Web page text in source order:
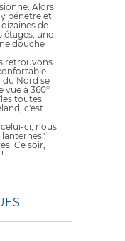
Alors
pénètre et
de
étages, une
douche
retrouvons
du Nord se
vue à 360°
toutes
c'est
ci, nous
Ce soir,